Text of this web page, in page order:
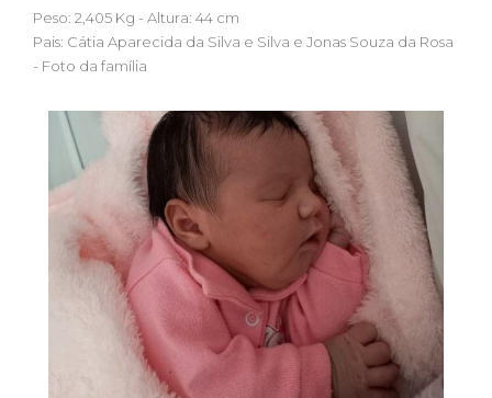
Peso: 2,405 Kg - Altura: 44 cm
Pais: Cátia Aparecida da Silva e Silva e Jonas Souza da Rosa
- Foto da família